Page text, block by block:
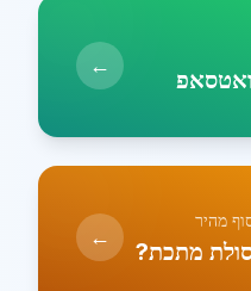
←
מהיר
מתכת? ←